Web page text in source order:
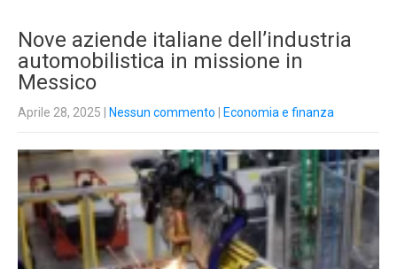
Nove aziende italiane dell’industria
automobilistica in missione in
Messico
Aprile 28, 2025 Nessun commento Economia e finanza